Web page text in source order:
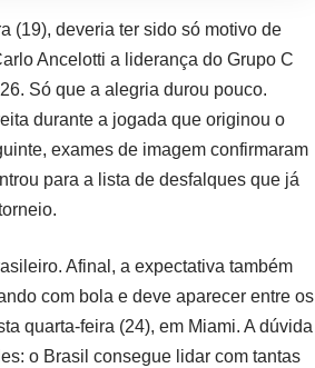
(19), deveria ter sido só motivo de
Ancelotti a liderança do Grupo C
Só que a alegria durou pouco.
durante a jogada que originou o
exames de imagem confirmaram
para a lista de desfalques que já
Afinal, a expectativa também
com bola e deve aparecer entre os
quarta-feira (24), em Miami. A dúvida
o Brasil consegue lidar com tantas